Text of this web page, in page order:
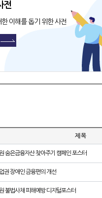
전
이해를 돕기 위한 사전
제 목
숨은금융자산 찾아주기 캠페인 포스터
권 장애인 금융편의 개선
불법사채 피해예방 디지털포스터